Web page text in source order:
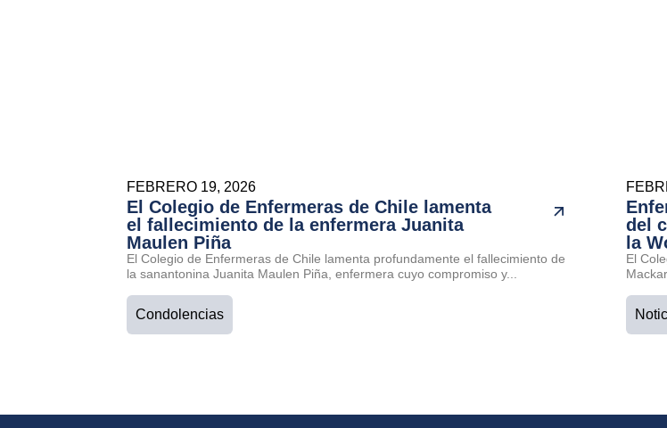
FEBRERO 19, 2026
El Colegio de Enfermeras de Chile lamenta
el fallecimiento de la enfermera Juanita
Maulen Piña
El Colegio de Enfermeras de Chile lamenta profundamente el fallecimiento de
la sanantonina Juanita Maulen Piña, enfermera cuyo compromiso y...
Condolencias
del
la
El